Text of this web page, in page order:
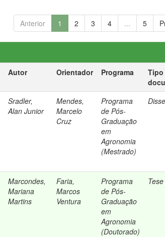
Anterior 1 2 3 4 ... 5
Autor Orientador Programa
Tipo
Sradler,
Alan Junior
Mendes,
Marcelo
Cruz
Programa
de Pós-
Graduação
em
Agronomia
(Mestrado)
Marcondes,
Mariana
Martins
Faria,
Marcos
Ventura
Programa
de Pós-
Graduação
em
Agronomia
(Doutorado)
Tese